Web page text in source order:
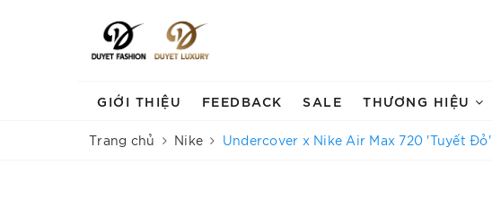
GIỚI THIỆU FEEDBACK SALE THƯƠNG HIỆU
Trang chủ Nike Undercover x Nike Air Max 720 'Tuyết Đỏ'